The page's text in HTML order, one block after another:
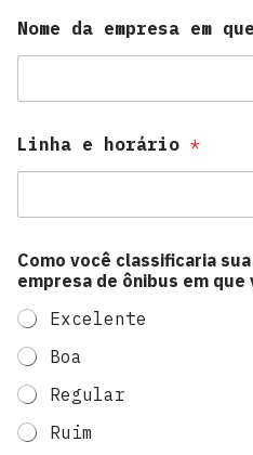
Nome da empresa em
Linha e horário *
Como você classificaria
empresa de ônibus em que
Excelente
Boa
Regular
Ruim